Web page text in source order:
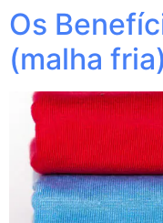
Os
(malha fria)